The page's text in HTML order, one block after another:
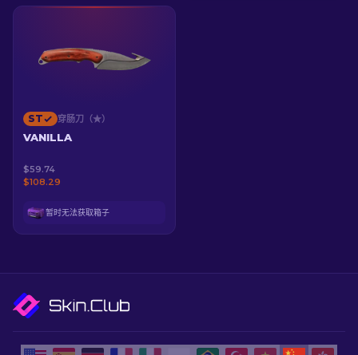
ST 穿肠刀（★）
VANILLA
$59.74
$108.29
暂时无法获取箱子